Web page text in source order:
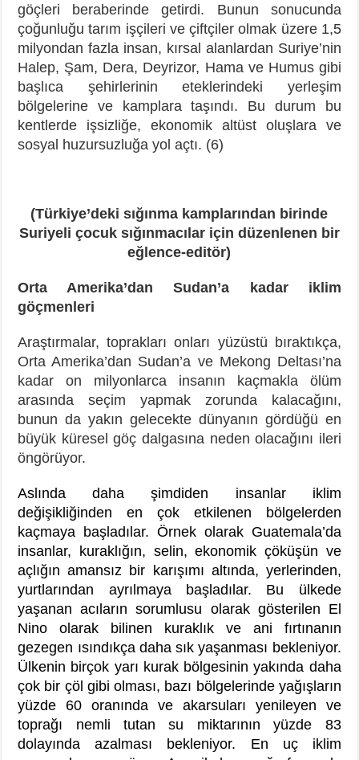
göçleri beraberinde getirdi. Bunun sonucunda
çoğunluğu tarım işçileri ve çiftçiler olmak üzere 1,5
milyondan fazla insan, kırsal alanlardan Suriye’nin
Halep, Şam, Dera, Deyrizor, Hama ve Humus gibi
başlıca şehirlerinin eteklerindeki yerleşim
bölgelerine ve kamplara taşındı. Bu durum bu
kentlerde işsizliğe, ekonomik altüst oluşlara ve
sosyal huzursuzluğa yol açtı. (6)
(Türkiye’deki sığınma kamplarından birinde
Suriyeli çocuk sığınmacılar için düzenlenen bir
eğlence-editör)
Orta Amerika’dan Sudan’a kadar iklim
göçmenleri
Araştırmalar, toprakları onları yüzüstü bıraktıkça,
Orta Amerika’dan Sudan’a ve Mekong Deltası’na
kadar on milyonlarca insanın kaçmakla ölüm
arasında seçim yapmak zorunda kalacağını,
bunun da yakın gelecekte dünyanın gördüğü en
büyük küresel göç dalgasına neden olacağını ileri
öngörüyor.
Aslında daha şimdiden insanlar iklim
değişikliğinden en çok etkilenen bölgelerden
kaçmaya başladılar. Örnek olarak Guatemala’da
insanlar, kuraklığın, selin, ekonomik çöküşün ve
açlığın amansız bir karışımı altında, yerlerinden,
yurtlarından ayrılmaya başladılar. Bu ülkede
yaşanan acıların sorumlusu olarak gösterilen El
Nino olarak bilinen kuraklık ve ani fırtınanın
gezegen ısındıkça daha sık yaşanması bekleniyor.
Ülkenin birçok yarı kurak bölgesinin yakında daha
çok bir çöl gibi olması, bazı bölgelerinde yağışların
yüzde 60 oranında ve akarsuları yenileyen ve
toprağı nemli tutan su miktarının yüzde 83
dolayında azalması bekleniyor. En uç iklim